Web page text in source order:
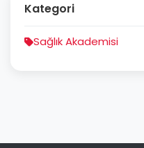
Kategori
Sağlık Akademisi